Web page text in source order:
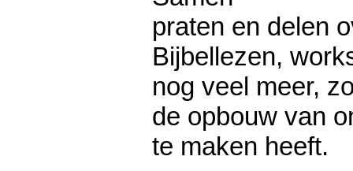
praten en delen
Bijbellezen,
nog veel meer,
de opbouw van
te maken heeft.